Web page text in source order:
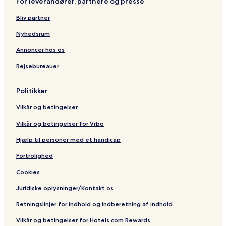
l
i
l
l
e
y
B
o
l
l
e
t
n
Bliv partner
Nyhedsrum
Annoncer hos os
Rejsebureauer
Politikker
Vilkår og betingelser
Vilkår og betingelser for Vrbo
Hjælp til personer med et handicap
Fortrolighed
Cookies
Juridiske oplysninger/Kontakt os
Retningslinjer for indhold og indberetning af indhold
Vilkår og betingelser for Hotels.com Rewards